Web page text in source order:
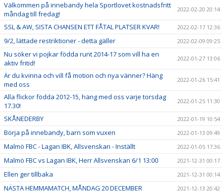
Välkommen på innebandy hela Sportlovet kostnadsfritt
måndag till fredag!
2022-02-20 20:14
SSL & AW, SISTA CHANSEN ETT FÅTAL PLATSER KVAR! 2022-02-17 12:36
9/2, lättade restriktioner - detta gäller 2022-02-09 09:25
Nu söker vi pojkar födda runt 2014-17 som vill ha en
aktiv fritid!
2022-01-27 13:06
Är du kvinna och vill få motion och nya vänner? Häng
med oss
2022-01-26 15:41
Alla flickor födda 2012-15, häng med oss varje torsdag
17.30!
2022-01-25 11:30
SKÅNEDERBY 2022-01-19 10:54
Börja på innebandy, barn som vuxen 2022-01-13 09:49
Malmö FBC - Lagan IBK, Allsvenskan - Inställt 2022-01-05 17:36
Malmö FBC vs Lagan IBK, Herr Allsvenskan 6/1 13:00 2021-12-31 00:17
Ellen ger tillbaka 2021-12-31 00:14
NÄSTA HEMMAMATCH, MÅNDAG 20 DECEMBER 2021-12-13 20:42